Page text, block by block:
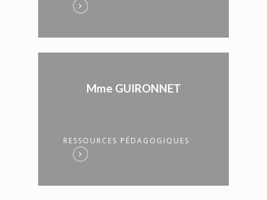
Mme GUIRONNET
RESSOURCES PÉDAGOGIQUES